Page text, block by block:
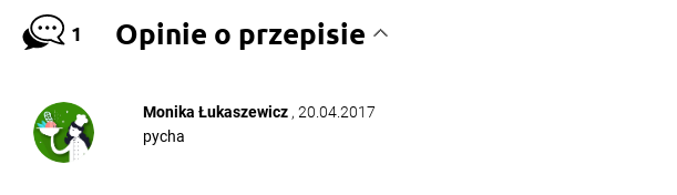
1 Opinie o przepisie
Monika Łukaszewicz , 20.04.2017
pycha